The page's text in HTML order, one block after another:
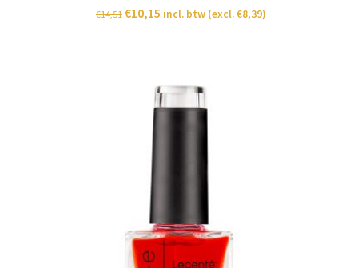
€14,51 €10,15 incl. btw (excl.€8,39)